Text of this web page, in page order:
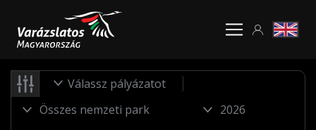
Válassz pályázatot